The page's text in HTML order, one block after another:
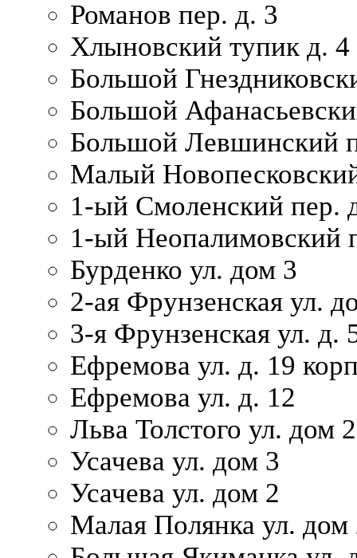
Романов пер. д. 3
Хлыновский тупик д. 4
Большой
Большой
Большой Левшинский
Малый
1-ый Смоленский пер.
1-ый Неопалимовский
Бурденко ул. дом 3
2-ая Фрунзенская ул.
3-я Фрунзенская ул. д.
Ефремова ул. д. 19
Ефремова ул. д. 12
Льва Толстого ул. дом
Усачева ул. дом 3
Усачева ул. дом 2
Малая Полянка ул. дом